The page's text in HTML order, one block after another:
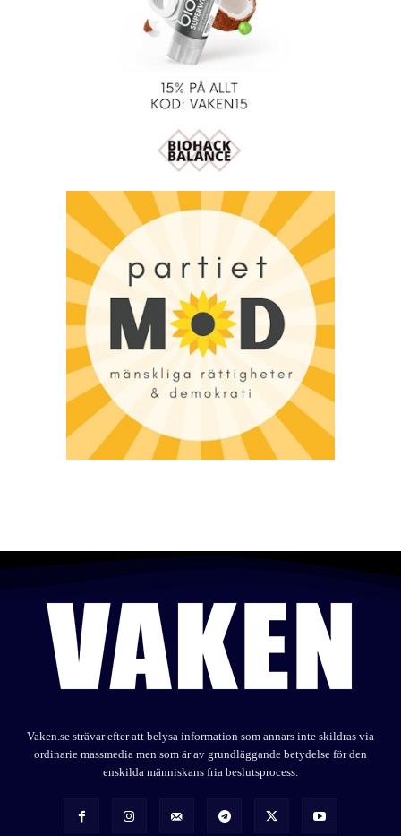
Vaken.se strävar efter att belysa information som annars inte skildras via
ordinarie massmedia men som är av grundläggande betydelse för den
enskilda människans fria beslutsprocess.